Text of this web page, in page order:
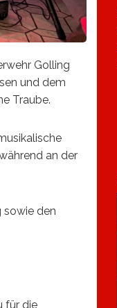
Golling
und dem
Traube.
an der
sowie den
für die